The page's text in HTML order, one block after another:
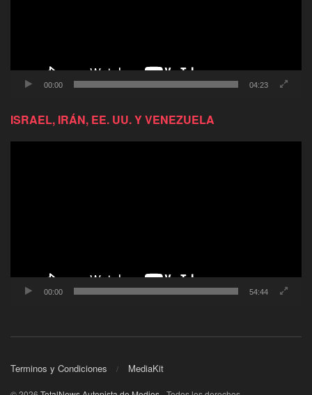
00:00 04:23
ISRAEL, IRÁN, EE. UU. Y VENEZUELA
00:00 54:44
Terminos y Condiciones MediaKit